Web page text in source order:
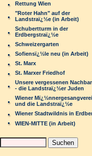
Rettung Wien
"Roter Hahn" auf der
Landstraï¿½e (in Arbeit)
Schubertturm in der
Erdbergstraï¿½e
Schweizergarten
Sofiensï¿½le neu (in Arbeit)
St. Marx
St. Marxer Friedhof
Unsere vergessenen
- die Landstraï¿½er Juden
Wiener
und die Landstraï¿½e
Wiener Stadtwildnis in
WIEN-MITTE (in Arbeit)